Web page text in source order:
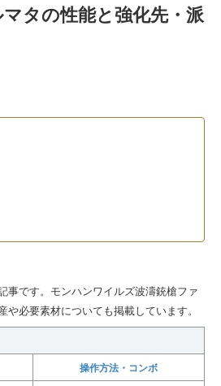
タの性能と強化先・派
事です。モンハンワイルズ波濤銃槍ファ
必要素材についても掲載しています。
操作方法・コンボ